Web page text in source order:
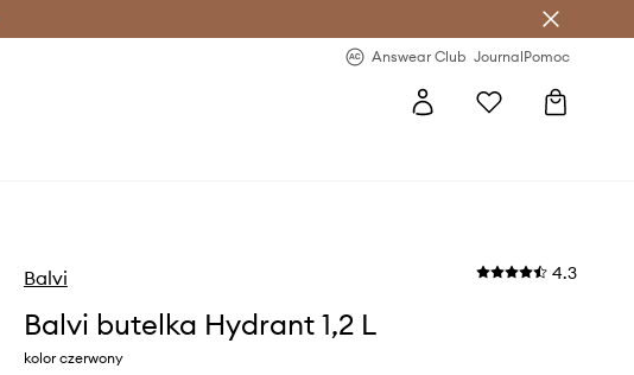
Answear Club JournalPomoc
Balvi 4.3
Balvi butelka Hydrant 1,2 L
kolor czerwony